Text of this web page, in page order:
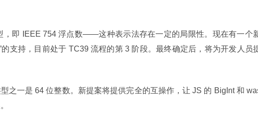
，即 IEEE 754 浮点数——这种表示法存在一定的局限性。现在有一个
的支持，目前处于 TC39 流程的第 3 阶段。最终确定后，将为开发人员
之一是 64 位整数。新提案将提供完全的互操作，让 JS 的 BigInt 和